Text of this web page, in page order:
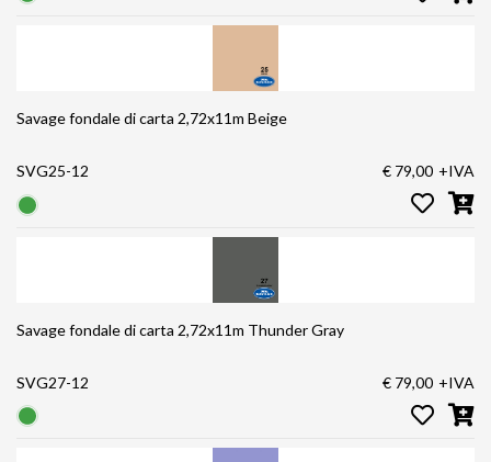
Savage fondale di carta 2,72x11m Beige
SVG25-12 € 79,00 +IVA
Savage fondale di carta 2,72x11m Thunder Gray
SVG27-12 € 79,00 +IVA